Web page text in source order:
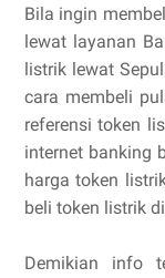
Bila ingin
lewat layanan
listrik lewat
cara membeli
referensi token
internet banking
harga token
beli token listrik
Demikian info